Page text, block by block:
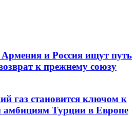
и Россия ищут путь
к прежнему союзу
газ становится ключом к
амбициям Турции в Европе